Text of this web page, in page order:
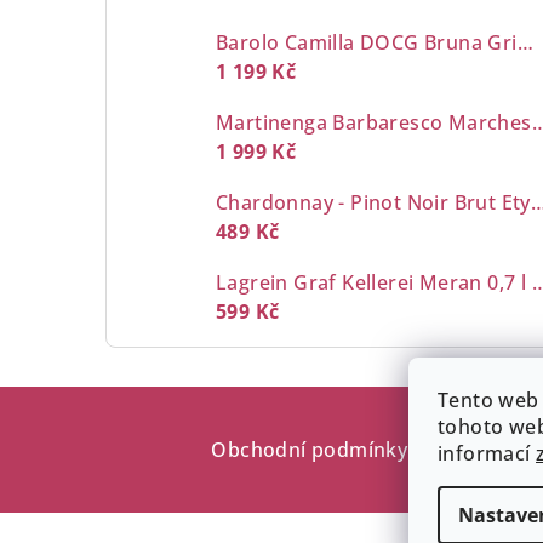
Tento
tohoto
informací
Barolo Camilla DOCG Bruna Grimaldi 0,7 l
1 199 Kč
Martinenga
1 999 Kč
Chardonnay - Pinot
489 Kč
Lagrein Graf
599 Kč
p
Obchodní podmínky Dodací a